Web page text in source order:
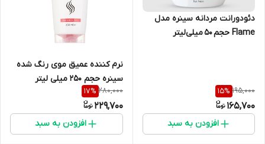
دئودورانت مردانه سینره مدل
Flame حجم 50 میلی‌لیتر
195,000
15%
165,700
افزودن به سبد
نرم کننده عمیق موی رنگ شده
سینره حجم ۲۵۰ میلی لیتر
280,000
17%
229,700
افزودن به سبد